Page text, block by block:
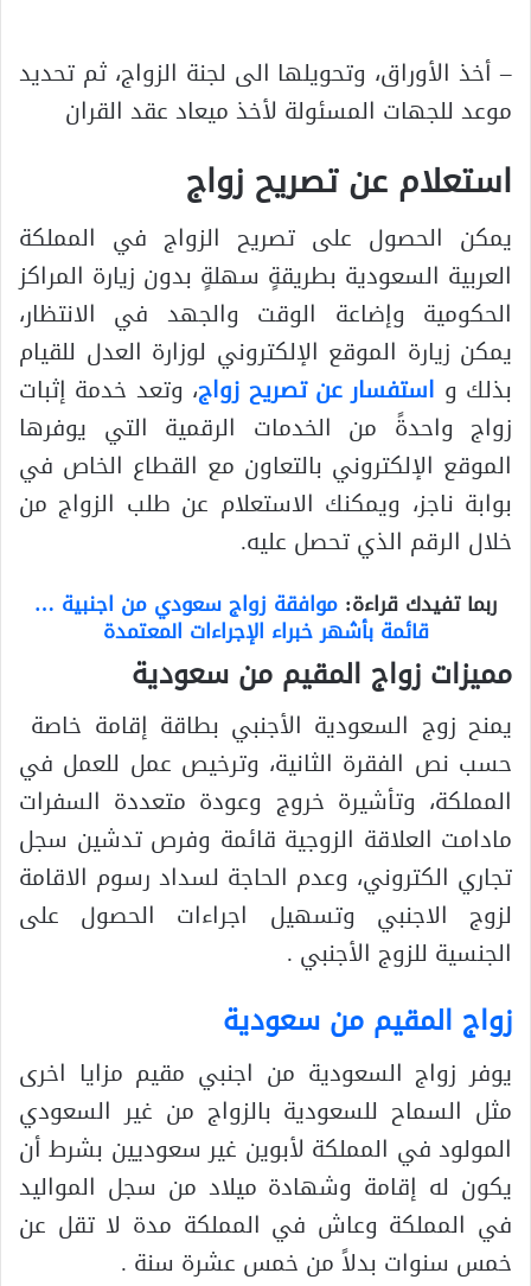
– أخذ الأوراق، وتحويلها الى لجنة الزواج، ثم تحديد
موعد للجهات المسئولة لأخذ ميعاد عقد القران
استعلام عن تصريح زواج
يمكن الحصول على تصريح الزواج في المملكة
العربية السعودية بطريقةٍ سهلةٍ بدون زيارة المراكز
الحكومية وإضاعة الوقت والجهد في الانتظار،
يمكن زيارة الموقع الإلكتروني لوزارة العدل للقيام
بذلك و استفسار عن تصريح زواج، وتعد خدمة إثبات
زواج واحدةً من الخدمات الرقمية التي يوفرها
الموقع الإلكتروني بالتعاون مع القطاع الخاص في
بوابة ناجز، ويمكنك الاستعلام عن طلب الزواج من
خلال الرقم الذي تحصل عليه.
ربما تفيدك قراءة:موافقة زواج سعودي من اجنبية …
قائمة بأشهر خبراء الإجراءات المعتمدة
مميزات زواج المقيم من سعودية
يمنح زوج السعودية الأجنبي بطاقة إقامة خاصة
حسب نص الفقرة الثانية، وترخيص عمل للعمل في
المملكة، وتأشيرة خروج وعودة متعددة السفرات
مادامت العلاقة الزوجية قائمة وفرص تدشين سجل
تجاري الكتروني، وعدم الحاجة لسداد رسوم الاقامة
لزوج الاجنبي وتسهيل اجراءات الحصول على
الجنسية للزوج الأجنبي .
زواج المقيم من سعودية
يوفر زواج السعودية من اجنبي مقيم مزايا اخرى
مثل السماح للسعودية بالزواج من غير السعودي
المولود في المملكة لأبوين غير سعوديين بشرط أن
يكون له إقامة وشهادة ميلاد من سجل المواليد
في المملكة وعاش في المملكة مدة لا تقل عن
خمس سنوات بدلاً من خمس عشرة سنة .